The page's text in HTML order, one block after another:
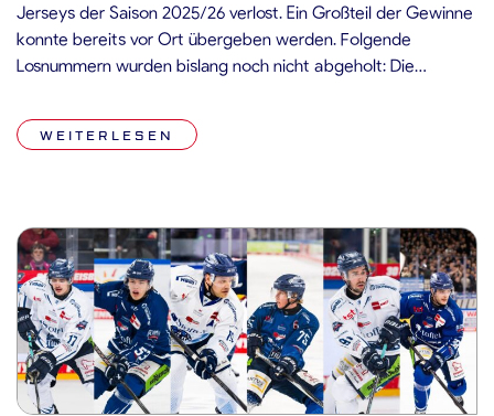
Jerseys der Saison 2025/26 verlost. Ein Großteil der Gewinne
konnte bereits vor Ort übergeben werden. Folgende
Losnummern wurden bislang noch nicht abgeholt: Die
Geschäftsstelle der Straubing Tigers abzuholen.
Abholung:Montag bis Freitag, jeweils von 09:00 bis 15:00 Uhr
WEITERLESEN